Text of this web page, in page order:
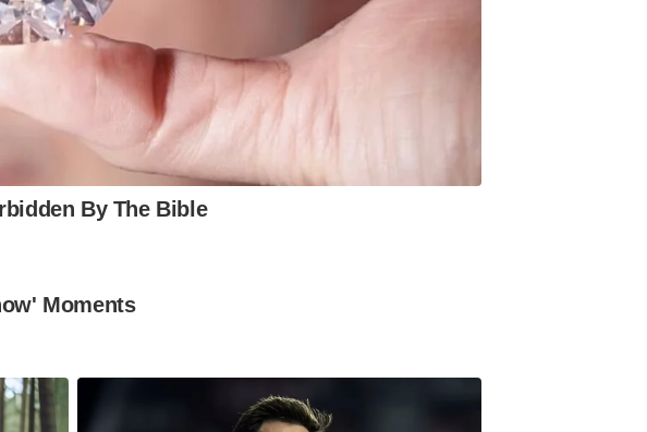
പോരാട്ടവും തന്ത്രപരമായ യുദ്ധങ്ങളും
പോലെ പ്രത്യക്ഷപ്പെടലും തകർക്കലുമെല്ലാം
റൂം ഷൂട്ടിംഗ് എന്ന സ്പെഷ്യലൈസ്ഡ് വെടിവെപ്പും
കയറി മൂന്ന് സെക്കൻഡിനകം ലക്ഷ്യം ഭേദിക്കുന്ന
റൂം ഷൂട്ടിംഗിൽ ഉള്ളത്. അരണ്ട വെളിച്ചത്
മിനുട്ടിനുള്ളിൽ വെടിവെച്ചിടുന്നതും ഇതിന്റെ
തൊട്ടടുത്ത് മറ്റൊരു കമാൻഡോ
പറ്റാതെ ലക്ഷ്യം ഭേദിക്കുന്ന തരത്തിലുള്ള
വരും.
പൂർത്തിയാക്കിയാൽ എൻ.എസ്.ജിയുടെ
ഇസ്രയേൽ , ഫ്രാൻസ് , ജർമ്മനി
അഞ്ചോ വർഷത്തെ ഡെപ്യൂട്ടേഷനു ശേഷം
തിരിച്ചു പോകും.